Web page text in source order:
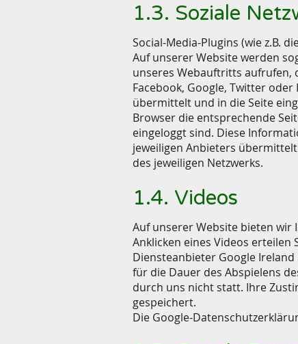
1.3. Soziale
Social-Media-Plugins (wie z.B.
Auf unserer Website werden
unseres Webauftritts aufrufen,
Facebook, Google, Twitter
übermittelt und in die Seite
Browser die entsprechende
eingeloggt sind. Diese
jeweiligen Anbieters
des jeweiligen Netzwerks.
1.4. Videos
Auf unserer Website bieten wir
Anklicken eines Videos erteilen
Diensteanbieter Google
für die Dauer des Abspielens
durch uns nicht statt. Ihre
gespeichert.
Die Google-